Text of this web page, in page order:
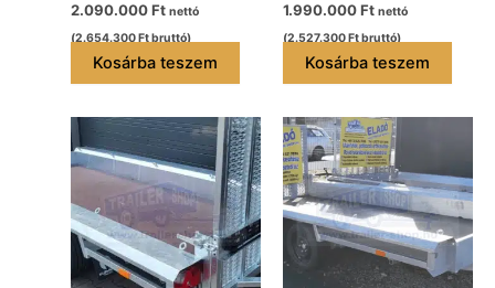
2.090.000Ft nettó
(2.654.300 Ftbruttó)
Kosárba teszem
1.990.000Ft nettó
(2.527.300 Ftbruttó)
Kosárba teszem